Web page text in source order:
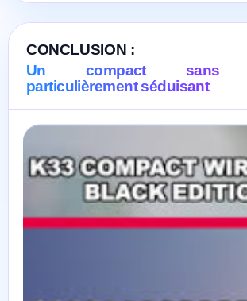
CONCLUSION :
Un compact sans
particulièrement séduisant